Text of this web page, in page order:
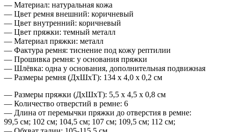
— Материал: натуральная кожа
— Цвет ремня внешний: коричневый
— Цвет внутренний: коричневый
— Цвет пряжки: темный металл
— Материал пряжки: металл
— Фактура ремня: тиснение под кожу рептилии
— Прошивка ремня: у основания пряжки
— Шлёвка: одна у основания, дополнительная подвижная
— Размеры ремня (ДхШхТ): 134 х 4,0 х 0,2 см
— Размеры пряжки (ДхШхТ): 5,5 х 4,5 х 0,8 см
— Количество отверстий в ремне: 6
— Длина от перемычки пряжки до отверстия в ремне:
99,5 см; 102 см; 104,5 см; 107 см; 109,5 см; 112 см;